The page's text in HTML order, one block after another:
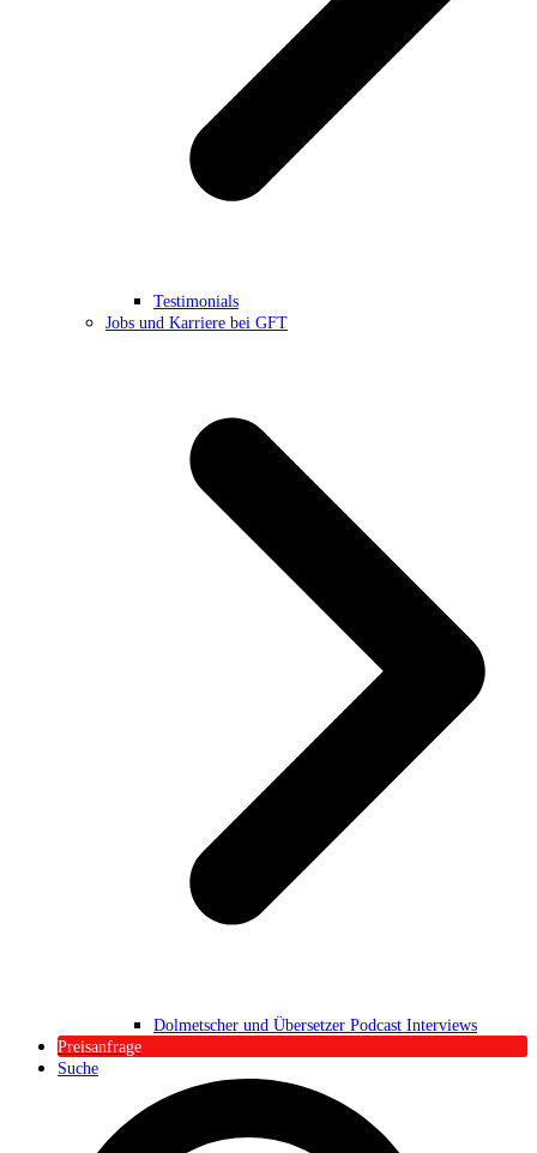
Testimonials
Jobs und Karriere bei GFT
Dolmetscher und Übersetzer Podcast Interviews
Preisanfrage
Suche